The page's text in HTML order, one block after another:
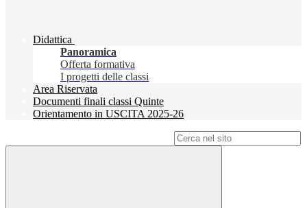
Didattica
Panoramica
Offerta formativa
I progetti delle classi
Area Riservata
Documenti finali classi Quinte
Orientamento in USCITA 2025-26